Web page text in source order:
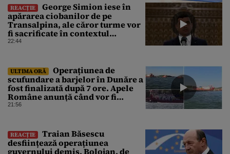
REACȚIE
George Simion iese în
apărarea ciobanilor de pe
Transalpina, ale căror turme vor
fi sacrificate în contextul
focarului de variolă ovină
22:44
ULTIMA ORĂ
Operațiunea de
scufundare a barjelor în Dunăre a
fost finalizată după 7 ore. Apele
Române anunță când vor fi
simțite efectele
21:56
REACȚIE
Traian Băsescu
desființează operațiunea
guvernului demis, Bolojan, de